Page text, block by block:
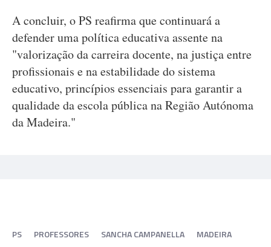
A concluir, o PS reafirma que continuará a
defender uma política educativa assente na
"valorização da carreira docente, na justiça entre
profissionais e na estabilidade do sistema
educativo, princípios essenciais para garantir a
qualidade da escola pública na Região Autónoma
da Madeira."
PS PROFESSORES SANCHA CAMPANELLA MADEIRA